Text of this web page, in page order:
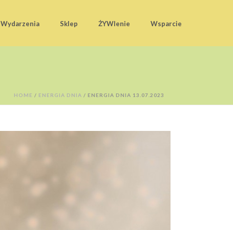
Wydarzenia Sklep ŻYWIenie Wsparcie
HOME / ENERGIA DNIA / ENERGIA DNIA 13.07.2023